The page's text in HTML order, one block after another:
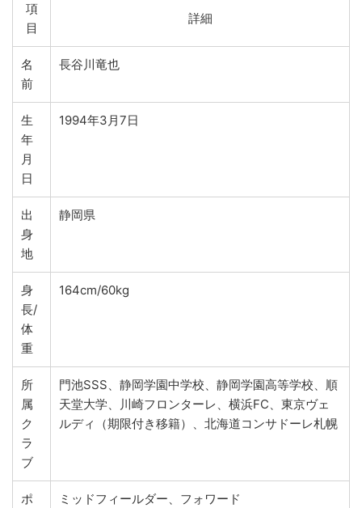
項
目
詳細
名
前
長谷川竜也
生
年
月
日
1994年3月7日
出
身
地
静岡県
身
長/
体
重
164cm/60kg
所
属
ク
ラ
ブ
門池SSS、静岡学園中学校、静岡学園高等学校、順
天堂大学、川崎フロンターレ、横浜FC、東京ヴェ
ルディ（期限付き移籍）、北海道コンサドーレ札幌
ポ
ミッドフィールダー、フォワード